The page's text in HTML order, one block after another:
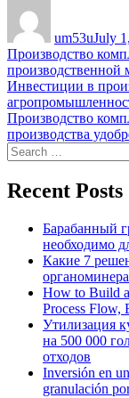
um53uJuly
Производство
производственной
Инвестиции в
Производство
производства
Search
for:
Recent Posts
Барабанный
необходимо
Какие 7
How to Build
Process Flow,
Утилизация
на 500 000
отходов
Inversión en
granulación